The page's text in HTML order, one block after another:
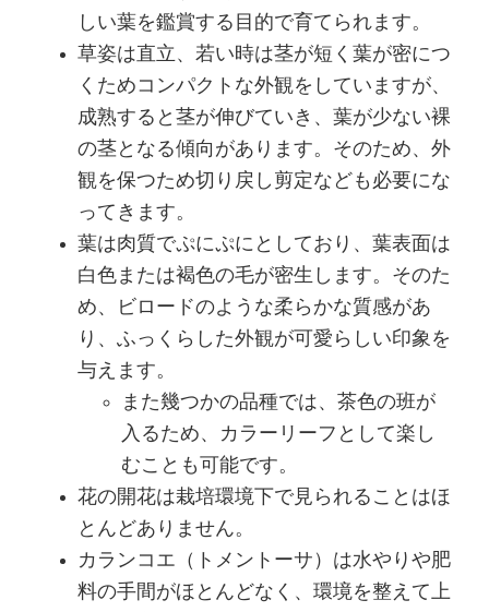
しい葉を鑑賞する目的で育てられます。
草姿は直立、若い時は茎が短く葉が密につ
くためコンパクトな外観をしていますが、
成熟すると茎が伸びていき、葉が少ない裸
の茎となる傾向があります。そのため、外
観を保つため切り戻し剪定なども必要にな
ってきます。
葉は肉質でぷにぷにとしており、葉表面は
白色または褐色の毛が密生します。そのた
め、ビロードのような柔らかな質感があ
り、ふっくらした外観が可愛らしい印象を
与えます。
また幾つかの品種では、茶色の班が
入るため、カラーリーフとして楽し
むことも可能です。
花の開花は栽培環境下で見られることはほ
とんどありません。
カランコエ（トメントーサ）は水やりや肥
料の手間がほとんどなく、環境を整えて上